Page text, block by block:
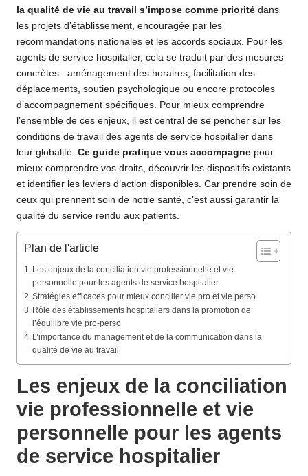
la qualité de vie au travail s’impose comme priorité dans
les projets d’établissement, encouragée par les
recommandations nationales et les accords sociaux. Pour les
agents de service hospitalier, cela se traduit par des mesures
concrètes : aménagement des horaires, facilitation des
déplacements, soutien psychologique ou encore protocoles
d’accompagnement spécifiques. Pour mieux comprendre
l’ensemble de ces enjeux, il est central de se pencher sur les
conditions de travail des agents de service hospitalier dans
leur globalité. Ce guide pratique vous accompagne pour
mieux comprendre vos droits, découvrir les dispositifs existants
et identifier les leviers d’action disponibles. Car prendre soin de
ceux qui prennent soin de notre santé, c’est aussi garantir la
qualité du service rendu aux patients.
Plan de l'article
Les enjeux de la conciliation vie professionnelle et vie
personnelle pour les agents de service hospitalier
Stratégies efficaces pour mieux concilier vie pro et vie perso
Rôle des établissements hospitaliers dans la promotion de
l’équilibre vie pro-perso
L’importance du management et de la communication dans la
qualité de vie au travail
Les enjeux de la conciliation
vie professionnelle et vie
personnelle pour les agents
de service hospitalier